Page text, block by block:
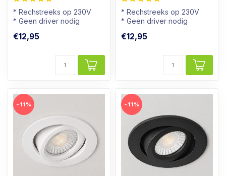
* Rechstreeks op 230V
* Geen driver nodig
* Mini spotje
€12,95
* Rechstreeks op 230V
* Geen driver nodig
* Mini spotje
€12,95
-11% -11%